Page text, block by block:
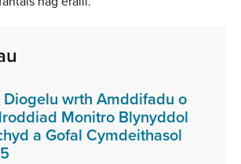
wrth Amddifadu o
Monitro Blynyddol
a Gofal Cymdeithasol
,